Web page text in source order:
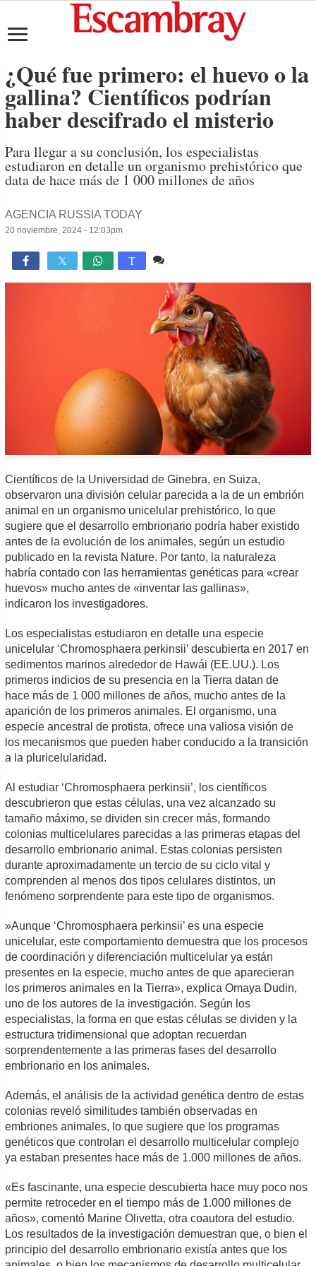
¿Qué fue primero: el huevo o la
gallina? Científicos podrían
haber descifrado el misterio
Para llegar a su conclusión, los especialistas
estudiaron en detalle un organismo prehistórico que
data de hace más de 1 000 millones de años
AGENCIA RUSSIA TODAY
20 noviembre, 2024 - 12:03pm
 T
Científicos de la Universidad de Ginebra, en Suiza,
observaron una división celular parecida a la de un embrión
animal en un organismo unicelular prehistórico, lo que
sugiere que el desarrollo embrionario podría haber existido
antes de la evolución de los animales, según un estudio
publicado en la revista Nature. Por tanto, la naturaleza
habría contado con las herramientas genéticas para «crear
huevos» mucho antes de «inventar las gallinas»,
indicaron los investigadores.
Los especialistas estudiaron en detalle una especie
unicelular ‘Chromosphaera perkinsii’ descubierta en 2017 en
sedimentos marinos alrededor de Hawái (EE.UU.). Los
primeros indicios de su presencia en la Tierra datan de
hace más de 1 000 millones de años, mucho antes de la
aparición de los primeros animales. El organismo, una
especie ancestral de protista, ofrece una valiosa visión de
los mecanismos que pueden haber conducido a la transición
a la pluricelularidad.
Al estudiar ‘Chromosphaera perkinsii’, los científicos
descubrieron que estas células, una vez alcanzado su
tamaño máximo, se dividen sin crecer más, formando
colonias multicelulares parecidas a las primeras etapas del
desarrollo embrionario animal. Estas colonias persisten
durante aproximadamente un tercio de su ciclo vital y
comprenden al menos dos tipos celulares distintos, un
fenómeno sorprendente para este tipo de organismos.
»Aunque ‘Chromosphaera perkinsii’ es una especie
unicelular, este comportamiento demuestra que los procesos
de coordinación y diferenciación multicelular ya están
presentes en la especie, mucho antes de que aparecieran
los primeros animales en la Tierra», explica Omaya Dudin,
uno de los autores de la investigación. Según los
especialistas, la forma en que estas células se dividen y la
estructura tridimensional que adoptan recuerdan
sorprendentemente a las primeras fases del desarrollo
embrionario en los animales.
Además, el análisis de la actividad genética dentro de estas
colonias reveló similitudes también observadas en
embriones animales, lo que sugiere que los programas
genéticos que controlan el desarrollo multicelular complejo
ya estaban presentes hace más de 1.000 millones de años.
«Es fascinante, una especie descubierta hace muy poco nos
permite retroceder en el tiempo más de 1.000 millones de
años», comentó Marine Olivetta, otra coautora del estudio.
Los resultados de la investigación demuestran que, o bien el
principio del desarrollo embrionario existía antes que los